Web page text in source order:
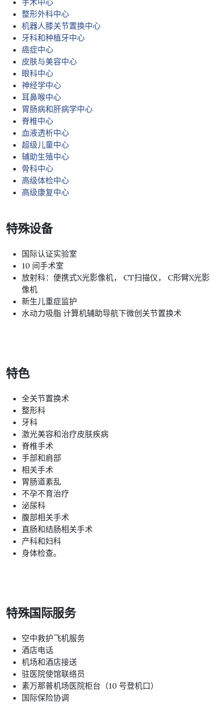
手术中心
整形外科中心
机器人膝关节置换中心
牙科和种植牙中心
癌症中心
皮肤与美容中心
眼科中心
神经学中心
耳鼻喉中心
胃肠病和肝病学中心
脊椎中心
血液透析中心
超级儿童中心
辅助生殖中心
骨科中心
高级体检中心
高级康复中心
特殊设备
国际认证实验室
10 间手术室
放射科：便携式X光影像机， CT扫描仪， C形臂X光影
像机
新生儿重症监护
水动力吸脂 计算机辅助导航下微创关节置换术
特色
全关节置换术
整形科
牙科
激光美容和治疗皮肤疾病
脊椎手术
手部和肩部
相关手术
胃肠道紊乱
不孕不育治疗
泌尿科
腹部相关手术
直肠和结肠相关手术
产科和妇科
身体检查。
特殊国际服务
空中救护飞机服务
酒店电话
机场和酒店接送
驻医院使馆联络员
素万那普机场医院柜台（10 号登机口）
国际保险协调